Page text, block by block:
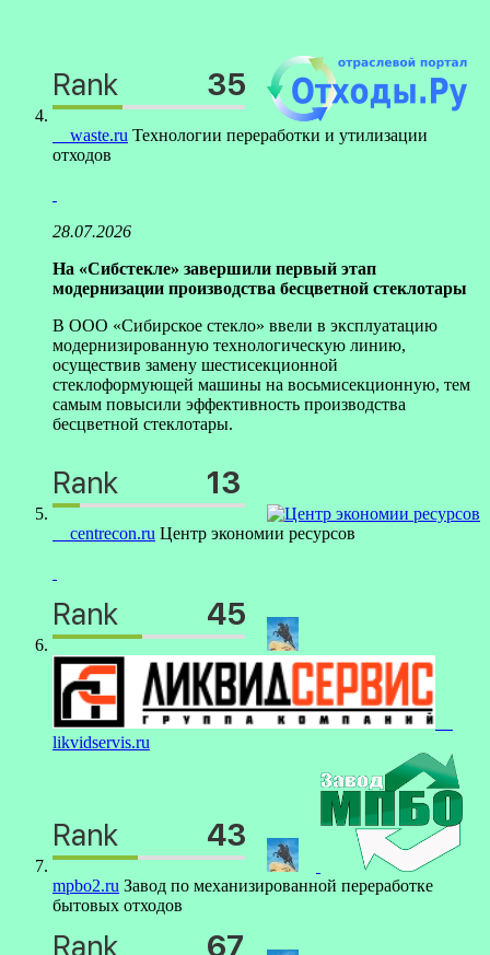
waste.ru Технологии переработки и утилизации
отходов
28.07.2026
На «Сибстекле» завершили первый этап
модернизации производства бесцветной стеклотары
В ООО «Сибирское стекло» ввели в эксплуатацию
модернизированную технологическую линию,
осуществив замену шестисекционной
стеклоформующей машины на восьмисекционную, тем
самым повысили эффективность производства
бесцветной стеклотары.
centrecon.ru Центр экономии ресурсов
likvidservis.ru
mpbo2.ru Завод по механизированной переработке
бытовых отходов